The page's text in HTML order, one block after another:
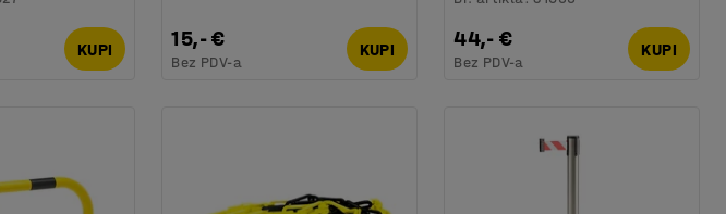
KUPI 15,- €
Bez PDV-a
KUPI 44,- €
Bez PDV-a
KUPI